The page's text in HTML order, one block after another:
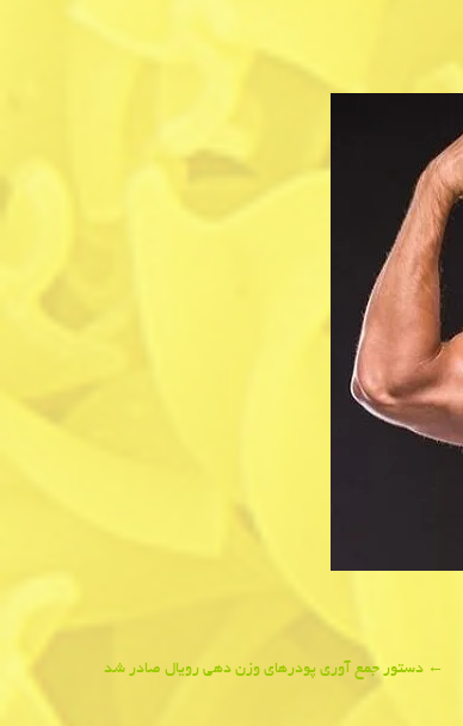
← دستور جمع آوری پودرهای وزن دهی رویال صادر شد